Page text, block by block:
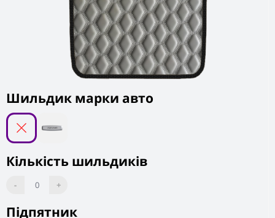
Підпятник
Шильдик марки авто
Кількість шильдиків
- 0 +